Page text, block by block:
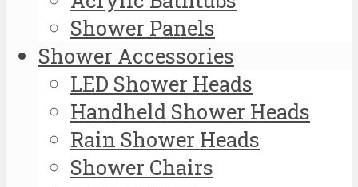
Shower Panels
Shower Accessories
LED Shower Heads
Handheld Shower Heads
Rain Shower Heads
Shower Chairs